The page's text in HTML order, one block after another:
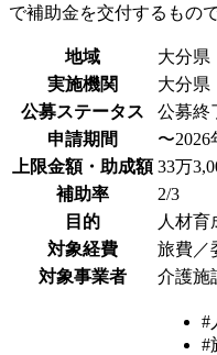
で補助金を交付するもので
地域
大分県
実施機関
大分県
公募ステータス
公募終
申請期間
〜2026
上限金額・助成額 33万
補助率
2/3
目的
人材育
対象経費
旅費／
対象事業者
介護施
#
#